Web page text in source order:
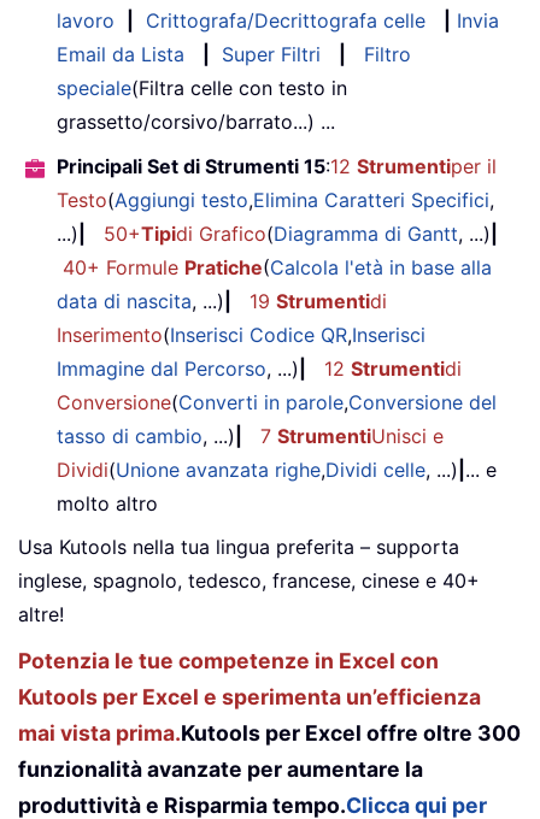
lavoro
Crittografa/Decrittografa celle
Invia
Email da Lista
Super Filtri
Filtro
speciale(Filtra celle con testo in
grassetto/corsivo/barrato...) ...
Principali Set di Strumenti 15:12 Strumentiper il
Testo(Aggiungi testo,Elimina Caratteri Specifici,
...)
50+Tipidi Grafico(Diagramma di Gantt, ...)
40+ Formule Pratiche(Calcola l'età in base alla
data di nascita, ...) 19 Strumentidi
Inserimento(Inserisci Codice QR,Inserisci
Immagine dal Percorso, ...) 12 Strumentidi
Conversione(Converti in parole,Conversione del
tasso di cambio, ...) 7 StrumentiUnisci e
Dividi(Unione avanzata righe,Dividi celle, ...) ... e
molto altro
Usa Kutools nella tua lingua preferita – supporta
inglese, spagnolo, tedesco, francese, cinese e 40+
altre!
Potenzia le tue competenze in Excel con
Kutools per Excel e sperimenta un’efficienza
mai vista prima.Kutools per Excel offre oltre 300
funzionalità avanzate per aumentare la
produttività e Risparmia tempo.Clicca qui per